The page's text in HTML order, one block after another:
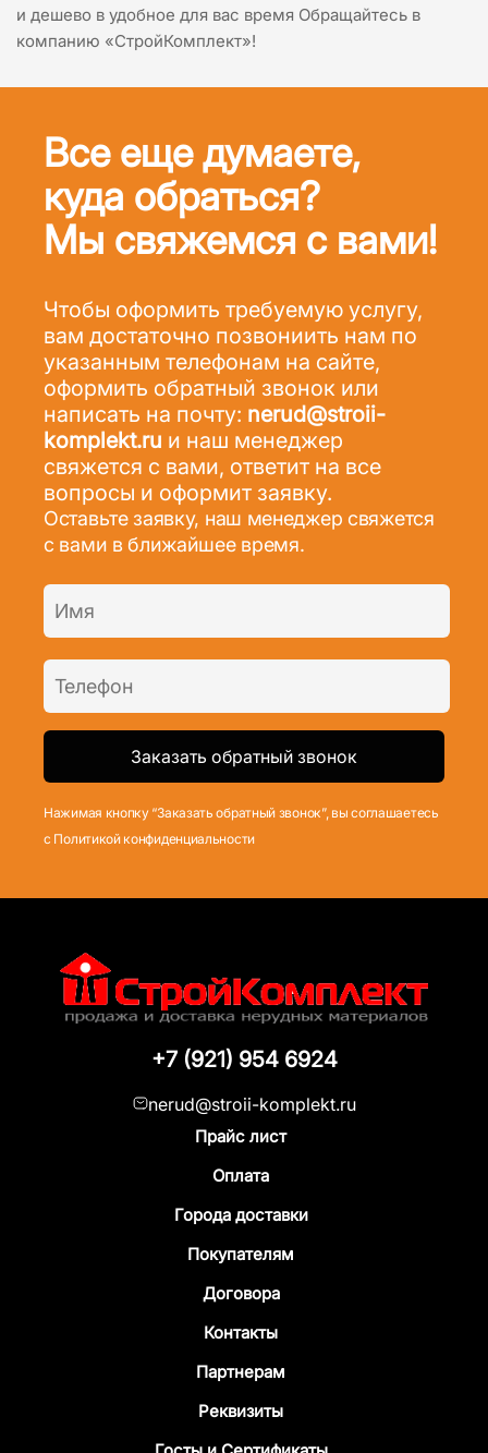
и дешево в удобное для вас время Обращайтесь в
компанию «СтройКомплект»!
Все еще думаете,
куда обраться?
Мы свяжемся с вами!
Чтобы оформить требуемую услугу,
вам достаточно позвониить нам по
указанным телефонам на сайте,
оформить обратный звонок или
написать на почту: nerud@stroii-
komplekt.ru и наш менеджер
свяжется с вами, ответит на все
вопросы и оформит заявку.
Оставьте заявку, наш менеджер свяжется
с вами в ближайшее время.
Нажимая кнопку “Заказать обратный звонок”, вы соглашаетесь
с Политикой конфиденциальности
+7 (921) 954 6924
nerud@stroii-komplekt.ru
Прайс лист
Оплата
Города доставки
Покупателям
Договора
Контакты
Партнерам
Реквизиты